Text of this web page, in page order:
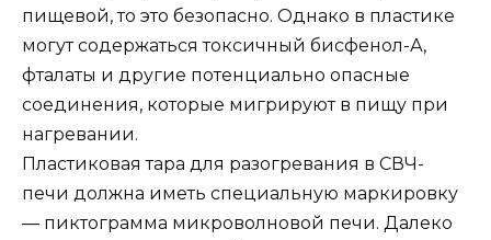
пищевой, то это безопасно. Однако в пластике
могут содержаться токсичный бисфенол-А,
фталаты и другие потенциально опасные
соединения, которые мигрируют в пищу при
нагревании.
Пластиковая тара для разогревания в СВЧ-
печи должна иметь специальную маркировку
— пиктограмма микроволновой печи. Далеко